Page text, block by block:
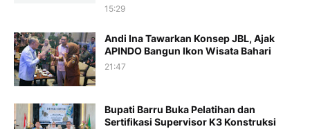
15:29
Andi Ina Tawarkan Konsep JBL, Ajak
APINDO Bangun Ikon Wisata Bahari
21:47
Bupati Barru Buka Pelatihan dan
Sertifikasi Supervisor K3 Konstruksi